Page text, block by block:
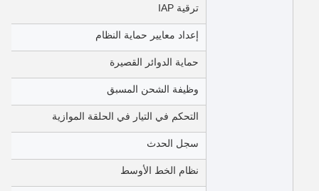
ترقية IAP
إعداد معايير حماية النظام
حماية الدوائر القصيرة
وظيفة الشحن المسبق
التحكم في التيار في الحلقة الموازية
سجل الحدث
نظام الخط الأوسط